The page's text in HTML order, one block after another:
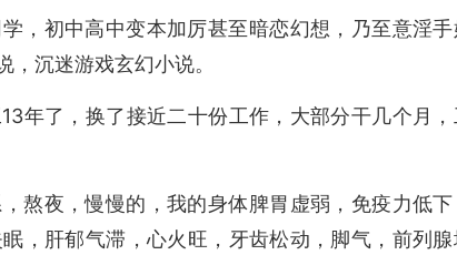
，初中高中变本加厉甚至暗恋幻想，乃至意淫手
沉迷游戏玄幻小说。
13年了，换了接近二十份工作，大部分干几个月，
熬夜，慢慢的，我的身体脾胃虚弱，免疫力低下
，肝郁气滞，心火旺，牙齿松动，脚气， 前列腺